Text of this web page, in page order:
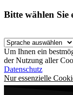
Bitte wählen Sie
Um Ihnen ein
der Nutzung aller
Datenschutz
Nur essenzielle